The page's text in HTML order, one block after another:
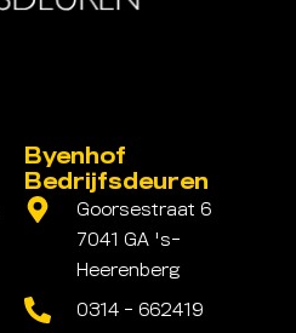
Byenhof
Bedrijfsdeuren
Goorsestraat 6
7041 GA 's-
Heerenberg
0314 - 662419